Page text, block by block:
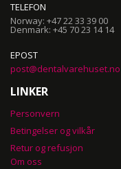
TELEFON
Norway: +47 22 33 39 00
Denmark: +45 70 23 14 14
EPOST
post@dentalvarehuset.no
LINKER
Personvern
Betingelser og vilkår
Retur og refusjon
Om oss